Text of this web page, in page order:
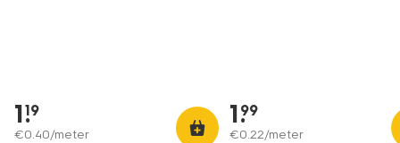
1.
19
€0.40/meter
1.
99
€0.22/meter